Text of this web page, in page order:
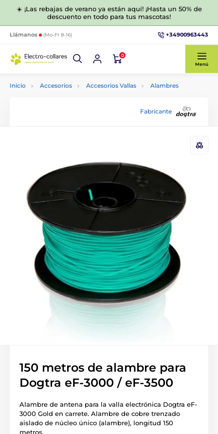
☀️ ¡Las rebajas de verano ya están aquí! ¡Hasta un 50% de
descuento en todo para tus mascotas!
Llámanos (Mo-Fr 8-16) +34900963443
0
Menú
Inicio Accesorios Accesorios Vallas Alambres
Fabricante
150 metros de alambre para
Dogtra eF-3000 / eF-3500
Alambre de antena para la valla electrónica Dogtra eF-
3000 Gold en carrete. Alambre de cobre trenzado
aislado de núcleo único (alambre), longitud 150
metros.